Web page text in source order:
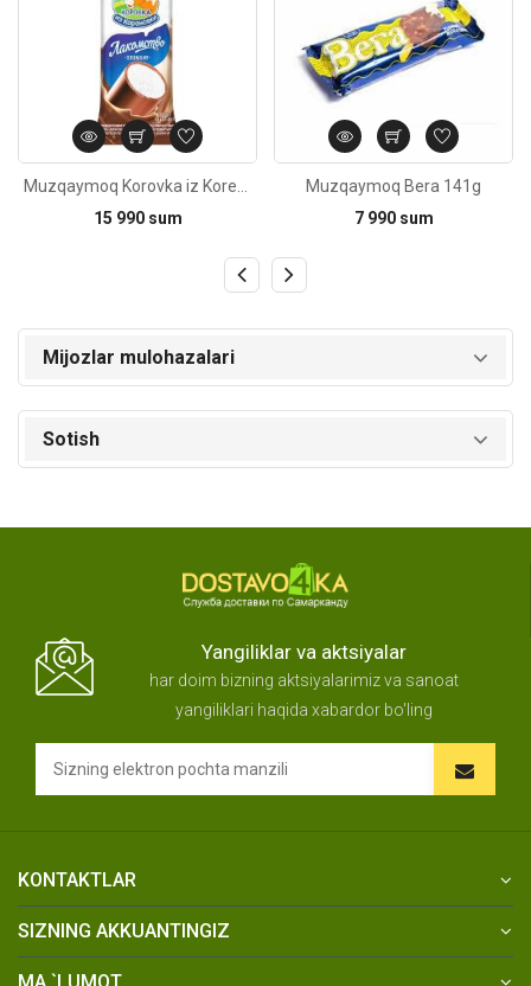
15 990 sum
Muzqaymoq Bera 141g
7 990 sum
Mijozlar mulohazalari
Sotish
Yangiliklar va aktsiyalar
har doim bizning aktsiyalarimiz va sanoat
yangiliklari haqida xabardor bo'ling
KONTAKTLAR
SIZNING AKKUANTINGIZ
MA `LUMOT